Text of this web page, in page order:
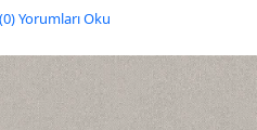
(0)Yorumları Oku